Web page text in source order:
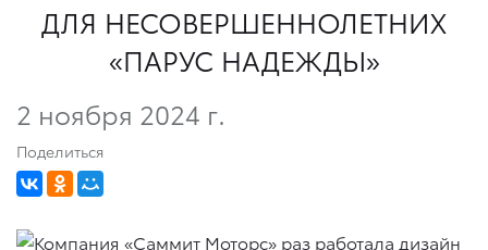
ДЛЯ НЕСОВЕРШЕННОЛЕТНИХ
«ПАРУС НАДЕЖДЫ»
2 ноября 2024 г.
Поделиться